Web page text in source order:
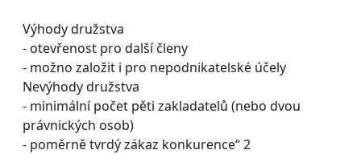
Výhody družstva
- otevřenost pro další členy
- možno založit i pro nepodnikatelské účely
Nevýhody družstva
- minimální počet pěti zakladatelů (nebo dvou
právnických osob)
- poměrně tvrdý zákaz konkurence“ 2